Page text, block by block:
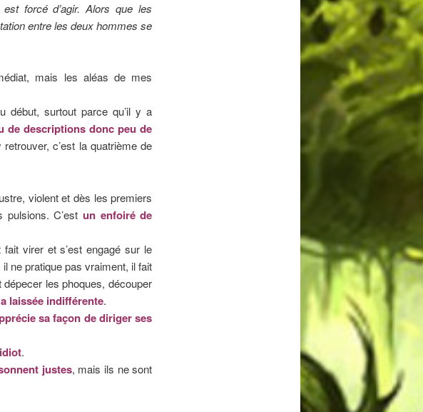
forcé d’agir. Alors que les
entre les deux hommes se
mais les aléas de mes
début, surtout parce qu’il y a
de descriptions donc peu de
retrouver, c’est la quatrième de
violent et dès les premiers
C’est un enfoiré de
virer et s’est engagé sur le
ne pratique pas vraiment, il fait
les phoques, découper
laissée indifférente.
sa façon de diriger ses
.
justes, mais ils ne sont